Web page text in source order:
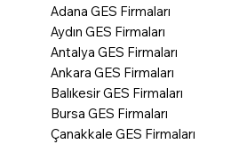
Adana GES Firmaları
Aydın GES Firmaları
Antalya GES Firmaları
Ankara GES Firmaları
Balıkesir GES Firmaları
Bursa GES Firmaları
Çanakkale GES Firmaları